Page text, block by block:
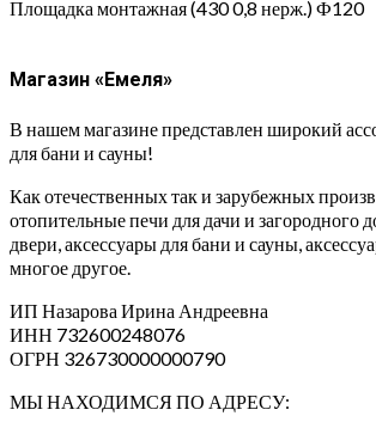
Площадка монтажная (430 0,8 нерж.) Ф120
Магазин «Емеля»
В нашем магазине представлен широкий
для бани и сауны!
Как отечественных так и зарубежных
отопительные печи для дачи и загородного
двери, аксессуары для бани и сауны,
многое другое.
ИП Назарова Ирина Андреевна⁠
ИНН 732600248076
ОГРН 326730000000790
МЫ НАХОДИМСЯ ПО АДРЕСУ: